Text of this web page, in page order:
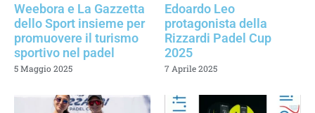
Weebora e La Gazzetta
dello Sport insieme per
promuovere il turismo
sportivo nel padel
5 Maggio 2025
Edoardo Leo
protagonista della
Rizzardi Padel Cup
2025
7 Aprile 2025